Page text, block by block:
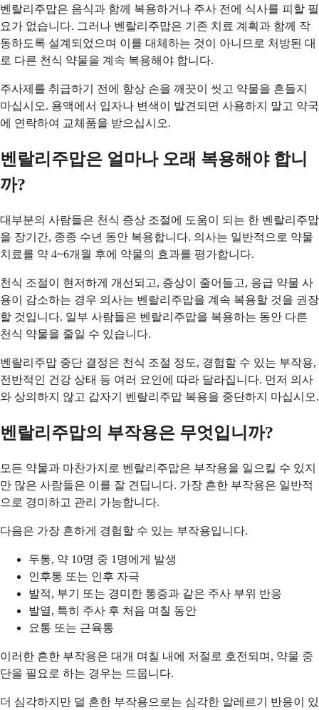
벤랄리주맙은 음식과 함께 복용하거나 주사 전에 식사를 피할 필
요가 없습니다. 그러나 벤랄리주맙은 기존 치료 계획과 함께 작
동하도록 설계되었으며 이를 대체하는 것이 아니므로 처방된 대
로 다른 천식 약물을 계속 복용해야 합니다.
주사제를 취급하기 전에 항상 손을 깨끗이 씻고 약물을 흔들지
마십시오. 용액에서 입자나 변색이 발견되면 사용하지 말고 약국
에 연락하여 교체품을 받으십시오.
벤랄리주맙은 얼마나 오래 복용해야 합니
까?
대부분의 사람들은 천식 증상 조절에 도움이 되는 한 벤랄리주맙
을 장기간, 종종 수년 동안 복용합니다. 의사는 일반적으로 약물
치료를 약 4~6개월 후에 약물의 효과를 평가합니다.
천식 조절이 현저하게 개선되고, 증상이 줄어들고, 응급 약물 사
용이 감소하는 경우 의사는 벤랄리주맙을 계속 복용할 것을 권장
할 것입니다. 일부 사람들은 벤랄리주맙을 복용하는 동안 다른
천식 약물을 줄일 수 있습니다.
벤랄리주맙 중단 결정은 천식 조절 정도, 경험할 수 있는 부작용,
전반적인 건강 상태 등 여러 요인에 따라 달라집니다. 먼저 의사
와 상의하지 않고 갑자기 벤랄리주맙 복용을 중단하지 마십시오.
벤랄리주맙의 부작용은 무엇입니까?
모든 약물과 마찬가지로 벤랄리주맙은 부작용을 일으킬 수 있지
만 많은 사람들은 이를 잘 견딥니다. 가장 흔한 부작용은 일반적
으로 경미하고 관리 가능합니다.
다음은 가장 흔하게 경험할 수 있는 부작용입니다.
두통, 약 10명 중 1명에게 발생
인후통 또는 인후 자극
발적, 부기 또는 경미한 통증과 같은 주사 부위 반응
발열, 특히 주사 후 처음 며칠 동안
요통 또는 근육통
이러한 흔한 부작용은 대개 며칠 내에 저절로 호전되며, 약물 중
단을 필요로 하는 경우는 드뭅니다.
더 심각하지만 덜 흔한 부작용으로는 심각한 알레르기 반응이 있